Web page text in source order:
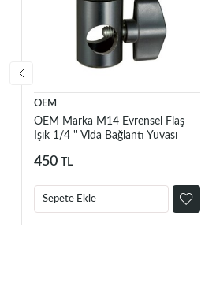
OEM
OEM Marka M14 Evrensel Flaş
Işık 1/4 '' Vida Bağlantı Yuvası
450 TL
Sepete Ekle